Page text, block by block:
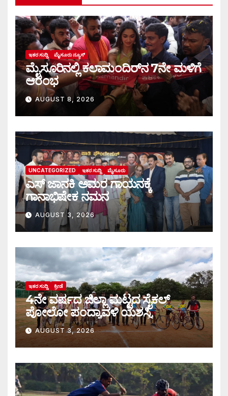
ಇತರ ಸುದ್ದಿ ಮೈಸೂರು ನ್ಯೂಸ್
ಮೈಸೂರಿನಲ್ಲಿ ಕಲಾಮಂದಿರ್‌ನ 7ನೇ ಮಳಿಗೆ
ಆರಂಭ
AUGUST 8, 2026
UNCATEGORIZED ಇತರ ಸುದ್ದಿ ಮೈಸೂರು
ಎಸ್ ಜಾನಕಿ ಅಮರ ಗಾಯನಕ್ಕೆ
ಗಾನಾಭಿಷೇಕ ನಮನ
AUGUST 3, 2026
ಇತರ ಸುದ್ದಿ ಕ್ರೀಡೆ
4ನೇ ವರ್ಷದ ಜಿಲ್ಲಾ ಮಟ್ಟದ ಸೈಕಲ್
ಪೋಲೋ ಪಂದ್ಯಾವಳಿ ಯಶಸ್ವಿ
AUGUST 3, 2026